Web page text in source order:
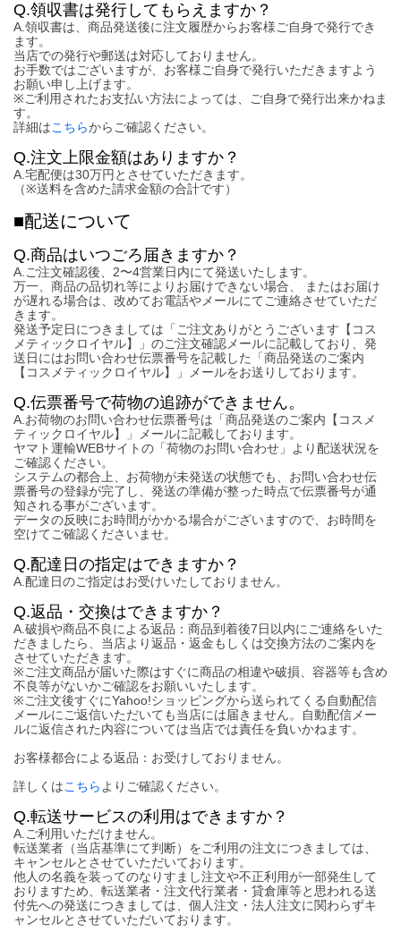
Q.領収書は発行してもらえますか？
A.領収書は、商品発送後に注文履歴からお客様ご自身で発行でき
ます。
当店での発行や郵送は対応しておりません。
お手数ではございますが、お客様ご自身で発行いただきますよう
お願い申し上げます。
※ご利用されたお支払い方法によっては、ご自身で発行出来かねま
す。
詳細はこちらからご確認ください。
Q.注文上限金額はありますか？
A.宅配便は30万円とさせていただきます。
（※送料を含めた請求金額の合計です）
■配送について
Q.商品はいつごろ届きますか？
A.ご注文確認後、2〜4営業日内にて発送いたします。
万一、商品の品切れ等によりお届けできない場合、 またはお届け
が遅れる場合は、改めてお電話やメールにてご連絡させていただ
きます。
発送予定日につきましては「ご注文ありがとうございます【コス
メティックロイヤル】」のご注文確認メールに記載しており、発
送日にはお問い合わせ伝票番号を記載した「商品発送のご案内
【コスメティックロイヤル】」メールをお送りしております。
Q.伝票番号で荷物の追跡ができません。
A.お荷物のお問い合わせ伝票番号は「商品発送のご案内【コスメ
ティックロイヤル】」メールに記載しております。
ヤマト運輸WEBサイトの「荷物のお問い合わせ」より配送状況を
ご確認ください。
システムの都合上、お荷物が未発送の状態でも、お問い合わせ伝
票番号の登録が完了し、発送の準備が整った時点で伝票番号が通
知される事がございます。
データの反映にお時間がかかる場合がございますので、お時間を
空けてご確認くださいませ。
Q.配達日の指定はできますか？
A.配達日のご指定はお受けいたしておりません。
Q.返品・交換はできますか？
A.破損や商品不良による返品：商品到着後7日以内にご連絡をいた
だきましたら、当店より返品・返金もしくは交換方法のご案内を
させていただきます。
※ご注文商品が届いた際はすぐに商品の相違や破損、容器等も含め
不良等がないかご確認をお願いいたします。
※ご注文後すぐにYahoo!ショッピングから送られてくる自動配信
メールにご返信いただいても当店には届きません。自動配信メー
ルに返信された内容については当店では責任を負いかねます。
お客様都合による返品：お受けしておりません。
詳しくはこちら よりご確認ください。
Q.転送サービスの利用はできますか？
A.ご利用いただけません。
転送業者（当店基準にて判断）をご利用の注文につきましては、
キャンセルとさせていただいております。
他人の名義を装ってのなりすまし注文や不正利用が一部発生して
おりますため、転送業者・注文代行業者・貸倉庫等と思われる送
付先への発送につきましては、個人注文・法人注文に関わらずキ
ャンセルとさせていただいております。